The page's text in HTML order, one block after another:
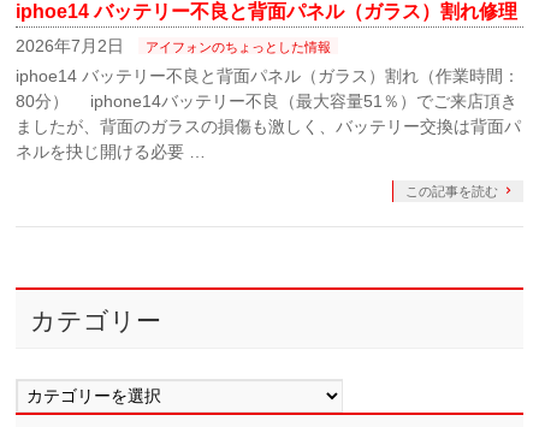
iphoe14 バッテリー不良と背面パネル（ガラス）割れ修理
2026年7月2日 アイフォンのちょっとした情報
iphoe14 バッテリー不良と背面パネル（ガラス）割れ（作業時間：
80分） iphone14バッテリー不良（最大容量51％）でご来店頂き
ましたが、背面のガラスの損傷も激しく、バッテリー交換は背面パ
ネルを抉じ開ける必要 …
この記事を読む
カテゴリー
カ
テ